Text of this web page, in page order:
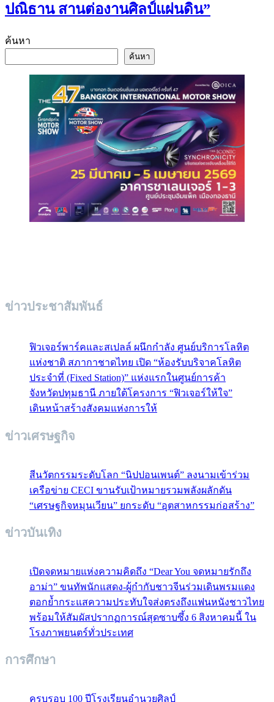
ปณิธาน สานต่องานศิลป์แผ่นดิน”
ค้นหา
ค้นหา
ข่าวประชาสัมพันธ์
ฟิวเจอร์พาร์คและสเปลล์ ผนึกกำลัง ศูนย์บริการโลหิต
แห่งชาติ สภากาชาดไทย เปิด “ห้องรับบริจาคโลหิต
ประจำที่ (Fixed Station)” แห่งแรกในศูนย์การค้า
จังหวัดปทุมธานี ภายใต้โครงการ “ฟิวเจอร์ให้ใจ”
เดินหน้าสร้างสังคมแห่งการให้
ข่าวเศรษฐกิจ
สีนวัตกรรมระดับโลก “นิปปอนเพนต์” ลงนามเข้าร่วม
เครือข่าย CECI ขานรับเป้าหมายรวมพลังผลักดัน
“เศรษฐกิจหมุนเวียน” ยกระดับ “อุตสาหกรรมก่อสร้าง”
ข่าวบันเทิง
เปิดจดหมายแห่งความคิดถึง “Dear You จดหมายรักถึง
อาม่า” ขนทัพนักแสดง-ผู้กำกับชาวจีนร่วมเดินพรมแดง
ตอกย้ำกระแสความประทับใจส่งตรงถึงแฟนหนังชาวไทย
พร้อมให้สัมผัสปรากฏการณ์สุดซาบซึ้ง 6 สิงหาคมนี้ ใน
โรงภาพยนตร์ทั่วประเทศ
การศึกษา
ครบรอบ 100 ปีโรงเรียนอำนวยศิลป์